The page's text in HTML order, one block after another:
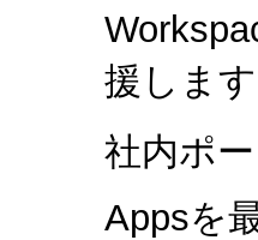
援しま
社内ポ
Appsを